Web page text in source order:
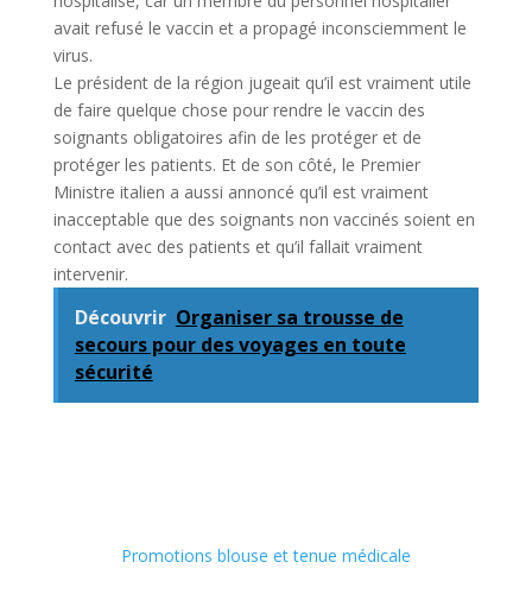
avait refusé le vaccin et a propagé inconsciemment le
virus.
Le président de la région jugeait qu’il est vraiment utile
de faire quelque chose pour rendre le vaccin des
soignants obligatoires afin de les protéger et de
protéger les patients. Et de son côté, le Premier
Ministre italien a aussi annoncé qu’il est vraiment
inacceptable que des soignants non vaccinés soient en
contact avec des patients et qu’il fallait vraiment
intervenir.
Découvrir Organiser sa trousse de
secours pour des voyages en toute
sécurité
Promotions blouse et tenue médicale